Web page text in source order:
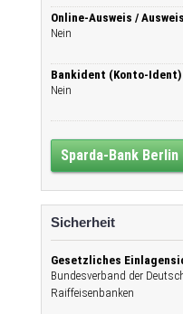
Online-Ausweis /
Nein
Bankident (Konto-Ident)
Nein
Sparda-Bank
Sicherheit
Gesetzliches
Bundesverband der
Raiffeisenbanken